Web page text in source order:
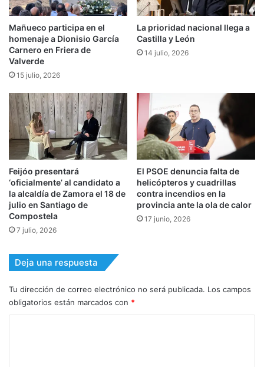
Mañueco participa en el
homenaje a Dionisio García
Carnero en Friera de
Valverde
15 julio, 2026
La prioridad nacional llega a
Castilla y León
14 julio, 2026
Feijóo presentará
‘oficialmente’ al candidato a
la alcaldía de Zamora el 18 de
julio en Santiago de
Compostela
7 julio, 2026
El PSOE denuncia falta de
helicópteros y cuadrillas
contra incendios en la
provincia ante la ola de calor
17 junio, 2026
Deja una respuesta
Tu dirección de correo electrónico no será publicada. Los campos
obligatorios están marcados con *